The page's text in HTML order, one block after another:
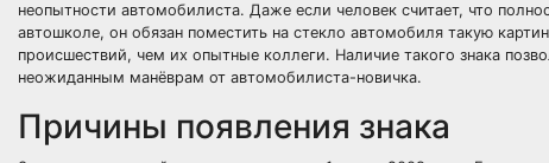
неопытности автомобилиста. Даже если человек считает, что
автошколе, он обязан поместить на стекло автомобиля такую
происшествий, чем их опытные коллеги. Наличие такого знака
неожиданным манёврам от автомобилиста-новичка.
Причины появления знака